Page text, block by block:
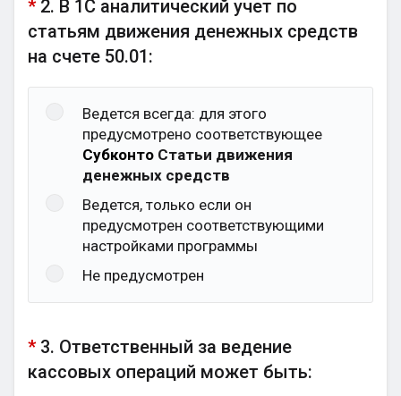
* 2. В 1С аналитический учет по
статьям движения денежных средств
на счете 50.01:
Ведется всегда: для этого
предусмотрено соответствующее
Субконто Статьи движения
денежных средств
Ведется, только если он
предусмотрен соответствующими
настройками программы
Не предусмотрен
* 3. Ответственный за ведение
кассовых операций может быть: